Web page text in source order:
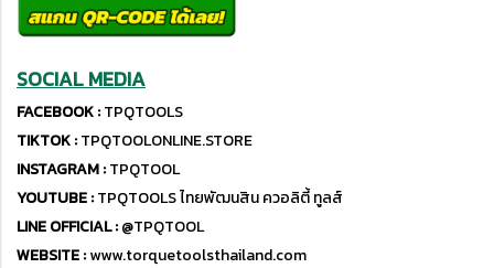
SOCIAL MEDIA
FACEBOOK :TPQTOOLS
TIKTOK :TPQTOOLONLINE.STORE
INSTAGRAM :TPQTOOL
YOUTUBE :TPQTOOLS ไทยพัฒนสิน ควอลิตี้ ทูลส์
LINE OFFICIAL :@TPQTOOL
WEBSITE :www.torquetoolsthailand.com